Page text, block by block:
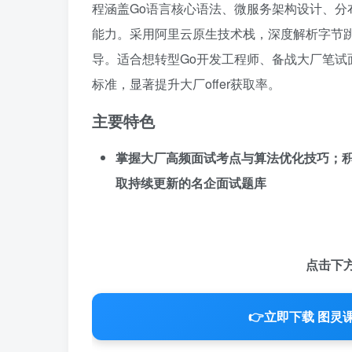
程涵盖Go语言核心语法、微服务架构设计、
能力。采用阿里云原生技术栈，深度解析字
导。适合想转型Go开发工程师、备战大厂笔
标准，显著提升大厂offer获取率。
主要特色
掌握大厂高频面试考点与算法优化技巧；
取持续更新的名企面试题库
点击下
👉立即下载 图灵